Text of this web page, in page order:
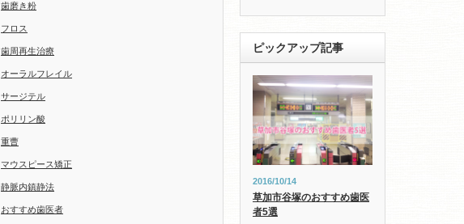
歯磨き粉
フロス
歯周再生治療
オーラルフレイル
サージテル
ポリリン酸
重曹
マウスピース矯正
静脈内鎮静法
おすすめ歯医者
ピックアップ記事
2016/10/14
草加市谷塚のおすすめ歯医
者5選